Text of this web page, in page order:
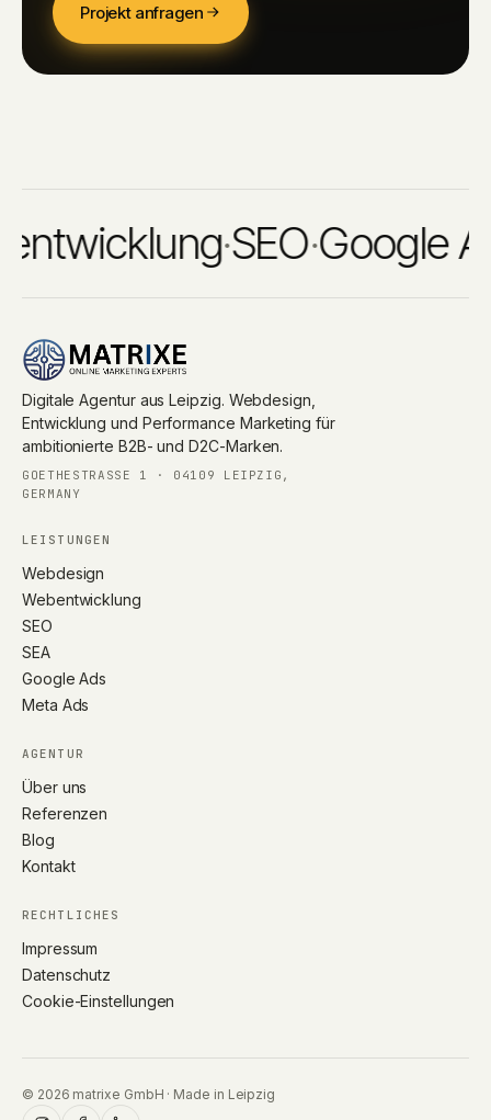
Projekt anfragen
·SEO·Google
Digitale Agentur aus Leipzig. Webdesign,
Entwicklung und Performance Marketing für
ambitionierte B2B- und D2C-Marken.
GOETHESTRASSE 1 · 04109 LEIPZIG, G
ERMANY
LEISTUNGEN
Webdesign
Webentwicklung
SEO
SEA
Google Ads
Meta Ads
AGENTUR
Über uns
Referenzen
Blog
Kontakt
RECHTLICHES
Impressum
Datenschutz
Cookie-Einstellungen
© 2026 matrixe GmbH · Made in Leipzig